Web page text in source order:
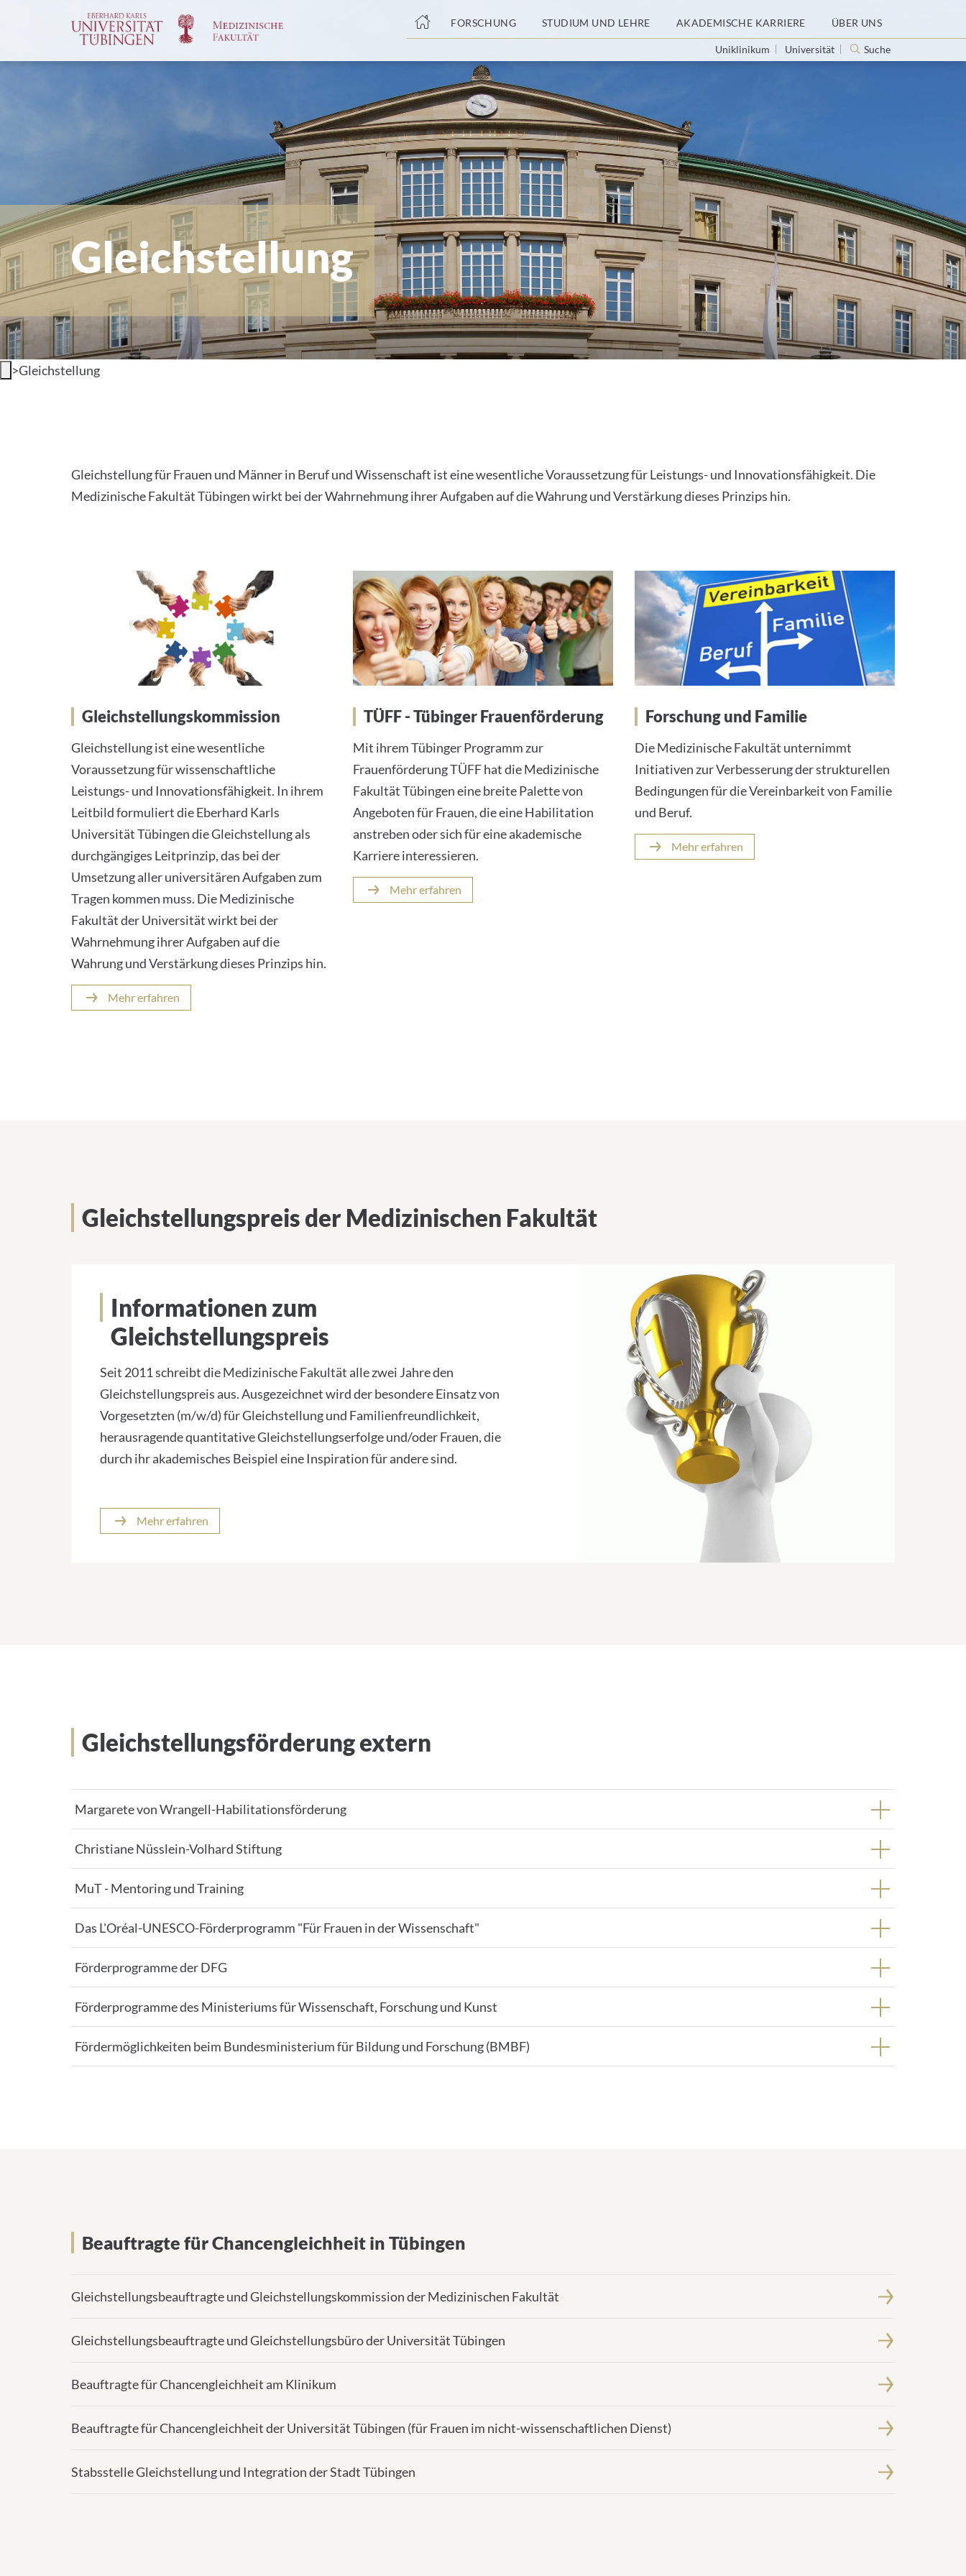
FORSCHUNG STUDIUM UND LEHRE AKADEMISCHE KARRIERE ÜBER UNS
Uniklinikum Universität Suche
Gleichstellung
>Gleichstellung
Gleichstellung für Frauen und Männer in Beruf und Wissenschaft ist eine wesentliche Voraussetzung für Leistungs- und Innovationsfähigkeit. Die
Medizinische Fakultät Tübingen wirkt bei der Wahrnehmung ihrer Aufgaben auf die Wahrung und Verstärkung dieses Prinzips hin.
Gleichstellungskommission
Gleichstellung ist eine wesentliche
Voraussetzung für wissenschaftliche
Leistungs- und Innovationsfähigkeit. In ihrem
Leitbild formuliert die Eberhard Karls
Universität Tübingen die Gleichstellung als
durchgängiges Leitprinzip, das bei der
Umsetzung aller universitären Aufgaben zum
Tragen kommen muss. Die Medizinische
Fakultät der Universität wirkt bei der
Wahrnehmung ihrer Aufgaben auf die
Wahrung und Verstärkung dieses Prinzips hin.
Mehr erfahren
TÜFF - Tübinger Frauenförderung
Mit ihrem Tübinger Programm zur
Frauenförderung TÜFF hat die Medizinische
Fakultät Tübingen eine breite Palette von
Angeboten für Frauen, die eine Habilitation
anstreben oder sich für eine akademische
Karriere interessieren.
Mehr erfahren
Forschung und Familie
Die Medizinische Fakultät unternimmt
Initiativen zur Verbesserung der strukturellen
Bedingungen für die Vereinbarkeit von Familie
und Beruf.
Mehr erfahren
Gleichstellungspreis der Medizinischen Fakultät
Informationen zum
Gleichstellungspreis
Seit 2011 schreibt die Medizinische Fakultät alle zwei Jahre den
Gleichstellungspreis aus. Ausgezeichnet wird der besondere Einsatz von
Vorgesetzten (m/w/d) für Gleichstellung und Familienfreundlichkeit,
herausragende quantitative Gleichstellungserfolge und/oder Frauen, die
durch ihr akademisches Beispiel eine Inspiration für andere sind.
Mehr erfahren
Gleichstellungsförderung extern
Margarete von Wrangell-Habilitationsförderung
Christiane Nüsslein-Volhard Stiftung
MuT - Mentoring und Training
Das L'Oréal-UNESCO-Förderprogramm "Für Frauen in der Wissenschaft"
Förderprogramme der DFG
Förderprogramme des Ministeriums für Wissenschaft, Forschung und Kunst
Fördermöglichkeiten beim Bundesministerium für Bildung und Forschung (BMBF)
Beauftragte für Chancengleichheit in Tübingen
Gleichstellungsbeauftragte und Gleichstellungskommission der Medizinischen Fakultät
Gleichstellungsbeauftragte und Gleichstellungsbüro der Universität Tübingen
Beauftragte für Chancengleichheit am Klinikum
Beauftragte für Chancengleichheit der Universität Tübingen (für Frauen im nicht-wissenschaftlichen Dienst)
Stabsstelle Gleichstellung und Integration der Stadt Tübingen